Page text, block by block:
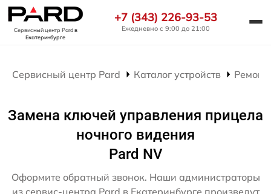
Сервисный центр Pardв
Екатеринбурге
+7 (343) 226-93-53
Ежедневно с 9:00 до 21:00
Сервисный центр Pard Каталог устройств
Замена ключей управления прицела
ночного видения
Pard NV
Оформите обратный звонок. Наши администраторы